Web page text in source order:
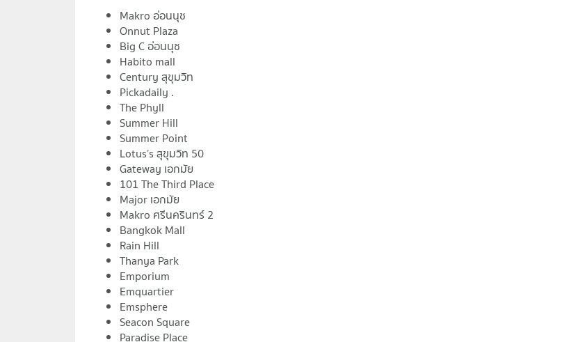
Makro อ่อนนุช
Onnut Plaza
Big C อ่อนนุช
Habito mall
Century สุขุมวิท
Pickadaily .
The Phyll
Summer Hill
Summer Point
Lotus’s สุขุมวิท 50
Gateway เอกมัย
101 The Third Place
Major เอกมัย
Makro ศรีนครินทร์ 2
Bangkok Mall
Rain Hill
Thanya Park
Emporium
Emquartier
Emsphere
Seacon Square
Paradise Place